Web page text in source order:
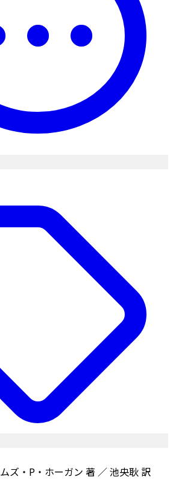
ズ・P・ホーガン 著 ／ 池央耿 訳